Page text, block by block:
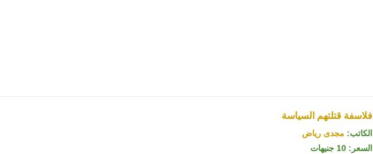
فلاسفة قتلتهم السياسة
الكاتب: مجدى رياض
السعر: 10 جنيهات